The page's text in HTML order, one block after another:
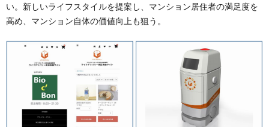
い。新しいライフスタイルを提案し、マンション居住者の満足度を
高め、マンション自体の価値向上も狙う。